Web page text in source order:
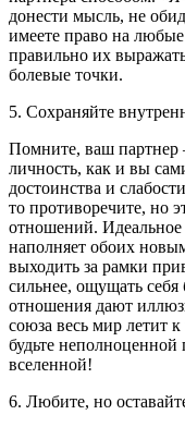
донести мысль, не
имеете право на
правильно их
болевые точки.
5. Сохраняйте
Помните, ваш партнер
личность, как и вы
достоинства и
то противоречите, но
отношений. Идеальное
наполняет обоих
выходить за рамки
сильнее, ощущать
отношения дают
союза весь мир летит
будьте неполноценной
вселенной!
6. Любите, но